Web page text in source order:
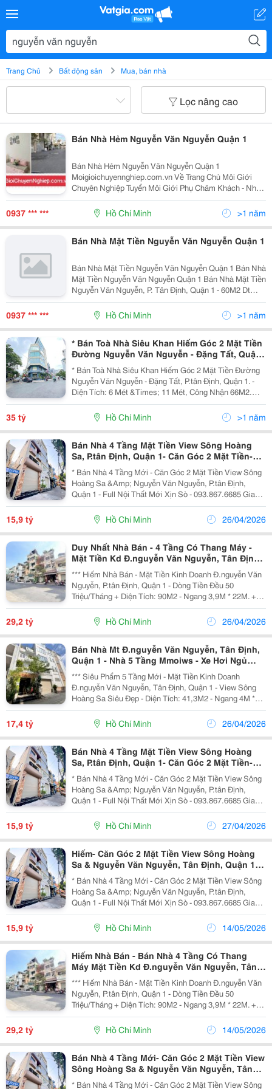
Trang Chủ Bất động sản Mua, bán nhà
Lọc nâng cao
Bán Nhà Hẻm Nguyễn Văn Nguyễn Quận 1
Bán Nhà Hẻm Nguyễn Văn Nguyễn Quận 1
Moigioichuyennghiep.com.vn Về Trang Chủ Môi Giới
Chuyên Nghiệp Tuyển Môi Giới Phụ Chăm Khách - Nhận
Hoa Hồng Ngay Khi Nhận Cọc Zalo 0944792807 Tìm
Nhà Theo Tên Đường
0937 *** *** Hồ Chí Minh >1 năm
Bán Nhà Mặt Tiền Nguyễn Văn Nguyễn Quận 1
Bán Nhà Mặt Tiền Nguyễn Văn Nguyễn Quận 1 Bán Nhà
Mặt Tiền Nguyễn Văn Nguyễn Quận 1 Bán Nhà Mặt Tiền
Nguyễn Văn Nguyễn, P. Tân Định, Quận 1 - 60M2 Dt
60M2 / 9.2M X 10M Chủ Giảm Giá Chào Còn...
0937 *** *** Hồ Chí Minh >1 năm
* Bán Toà Nhà Siêu Khan Hiếm Góc 2 Mặt Tiền
Đường Nguyễn Văn Nguyễn - Đặng Tất, Quận
1.
* Bán Toà Nhà Siêu Khan Hiếm Góc 2 Mặt Tiền Đường
Nguyễn Văn Nguyễn - Đặng Tất, P.tân Định, Quận 1. -
Diện Tích: 6 Mét &Times; 11 Mét, Công Nhận 66M2.
Dtsd 512M2 Sàn. - Kết Cấu: 1 Hầm + 6 Tầng + Mct -
Hợp Đồng Thuê: 95 Triệu/ Tháng, Hd Hơn 2...
35 tỷ Hồ Chí Minh >1 năm
Bán Nhà 4 Tầng Mặt Tiền View Sông Hoàng
Sa, P.tân Định, Quận 1- Căn Góc 2 Mặt Tiền-
Chỉ 15,9T- Giang Giang Chính Chủ
* Bán Nhà 4 Tầng Mới - Căn Góc 2 Mặt Tiền View Sông
Hoàng Sa &Amp; Nguyễn Văn Nguyễn, P.tân Định,
Quận 1 - Full Nội Thất Mới Xịn Sò - 093.867.6685 Giang
Giang + Diện Tích: 43,2M2 - Ngang 3,6M Nở Hậu 9M *
8M. + Kết Cấu: 4 Tầng Mới Vào Ở Ngay. +...
15,9 tỷ Hồ Chí Minh 26/04/2026
Duy Nhất Nhà Bán - 4 Tầng Có Thang Máy -
Mặt Tiền Kd Đ.nguyễn Văn Nguyễn, Tân Định,
Quận 1 - Dt 90M2 Ngang 4M*23M Vuông Đẹp -
Hdt Sẵn 50Tr/Th - Chính
*** Hiếm Nhà Bán - Mặt Tiền Kinh Doanh Đ.nguyễn Văn
Nguyễn, P.tân Định, Quận 1 - Dòng Tiền Đều 50
Triệu/Tháng + Diện Tích: 90M2 - Ngang 3,9M * 22M. +
Kết Cấu: 4 Tầng - Sân Thượng - Thang Máy - 11Pn. +
View Siêu Đỉnh Trước Nhà Là Chung Cư Horizon...
29,2 tỷ Hồ Chí Minh 26/04/2026
Bán Nhà Mt Đ.nguyễn Văn Nguyễn, Tân Định,
Quận 1 - Nhà 5 Tầng Mmoiws - Xe Hơi Ngủ
Trong Nhà - View Sông Hoàng Sa Đẹp
*** Siêu Phẩm 5 Tầng Mới - Mặt Tiền Kinh Doanh
Đ.nguyễn Văn Nguyễn, Tân Định, Quận 1 - View Sông
Hoàng Sa Siêu Đẹp - Diện Tích: 41,3M2 - Ngang 4M *
10M. - Kết Cấu: 5 Tầng - Sân Thượng Trước &Amp;
Sau. - Mặt Đường 6M - Xe Hơi Ngủ Trong Nhà - Ngay...
17,4 tỷ Hồ Chí Minh 26/04/2026
Bán Nhà 4 Tầng Mặt Tiền View Sông Hoàng
Sa, P.tân Định, Quận 1- Căn Góc 2 Mặt Tiền-
Chỉ 15,9T- Giang Giang Chính Chủ
* Bán Nhà 4 Tầng Mới - Căn Góc 2 Mặt Tiền View Sông
Hoàng Sa &Amp; Nguyễn Văn Nguyễn, P.tân Định,
Quận 1 - Full Nội Thất Mới Xịn Sò - 093.867.6685 Giang
Giang + Diện Tích: 43,2M2 - Ngang 3,6M Nở Hậu 9M *
8M. + Kết Cấu: 4 Tầng Mới Vào Ở Ngay. +...
15,9 tỷ Hồ Chí Minh 27/04/2026
Hiếm- Căn Góc 2 Mặt Tiền View Sông Hoàng
Sa & Nguyễn Văn Nguyễn, Tân Định, Quận 1-
Chính Chủ Cần Bán Gấp Giang Giang- Chỉ
15,9T Tl
* Bán Nhà 4 Tầng Mới - Căn Góc 2 Mặt Tiền View Sông
Hoàng Sa &Amp; Nguyễn Văn Nguyễn, P.tân Định,
Quận 1 - Full Nội Thất Mới Xịn Sò - 093.867.6685 Giang
Giang + Diện Tích: 43,2M2 - Ngang 3,6M Nở Hậu 9M *
8M. + Kết Cấu: 4 Tầng Mới Vào Ở Ngay. +...
15,9 tỷ Hồ Chí Minh 14/05/2026
Hiếm Nhà Bán - Bán Nhà 4 Tầng Có Thang
Máy Mặt Tiền Kd Đ.nguyễn Văn Nguyễn, Tân
Định, Quận 1 - Dt 4M*23M Vuong Đẹp - Hdt
50Tr/Th - Giang Giang
*** Hiếm Nhà Bán - Mặt Tiền Kinh Doanh Đ.nguyễn Văn
Nguyễn, P.tân Định, Quận 1 - Dòng Tiền Đều 50
Triệu/Tháng + Diện Tích: 90M2 - Ngang 3,9M * 22M. +
Kết Cấu: 4 Tầng - Sân Thượng - Thang Máy - 11Pn. +
View Siêu Đỉnh Trước Nhà Là Chung Cư Horizon...
29,2 tỷ Hồ Chí Minh 14/05/2026
Bán Nhà 4 Tầng Mới- Căn Góc 2 Mặt Tiền View
Sông Hoàng Sa & Nguyễn Văn Nguyễn, Tân
Định, Quận 1- Chỉ 15,9T Chính Chủ Giang
* Bán Nhà 4 Tầng Mới - Căn Góc 2 Mặt Tiền View Sông